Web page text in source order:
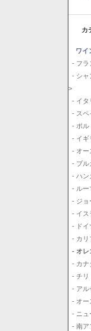
カテ
ワイ
- フラ
- シャ
>
- イタ
- スペ
- ポル
- イギ
- オー
- ブル
- ハン
- ルー
- ジョ
- イス
- ドイ
- カリ
- オレ
- カナ
- チリ
- アル
- オー
- ニュ
- 南ア